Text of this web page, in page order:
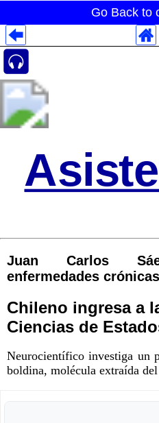
Go Back to
Juan Carlos
enfermedades crónicas
Chileno ingresa a
Ciencias de
Neurocientífico investiga un
boldina, molécula extraída
Despliegues Analytics
Despliegues Totales
Despliegues por Rubros